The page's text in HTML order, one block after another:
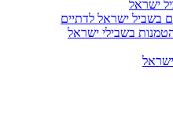
ישראל
בשביל ישראל לדתיים
בשבילי ישראל